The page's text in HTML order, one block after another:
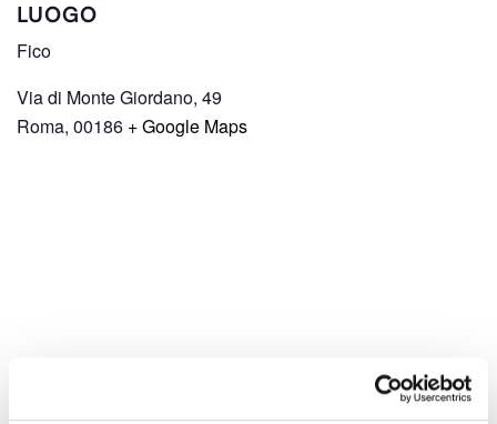
LUOGO
Fico
Via di Monte Giordano, 49
Roma, 00186 + Google Maps